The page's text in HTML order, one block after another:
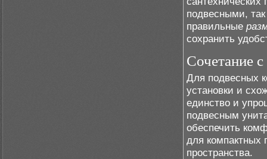
подвесными,
правильные
сохранить
Сочетание
Для подвесных
установки и
единство и
подвесным
обеспечить
для компактных
пространства.